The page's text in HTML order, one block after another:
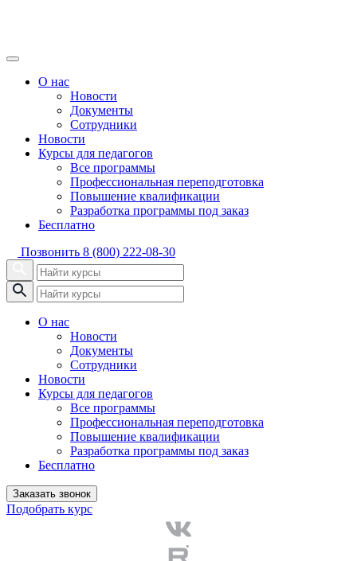
О нас
Новости
Документы
Сотрудники
Новости
Курсы для педагогов
Все программы
Профессиональная переподготовка
Повышение квалификации
Разработка программы под заказ
Бесплатно
Позвонить 8 (800) 222-08-30
О нас
Новости
Документы
Сотрудники
Новости
Курсы для педагогов
Все программы
Профессиональная переподготовка
Повышение квалификации
Разработка программы под заказ
Бесплатно
Заказать звонок
Подобрать курс